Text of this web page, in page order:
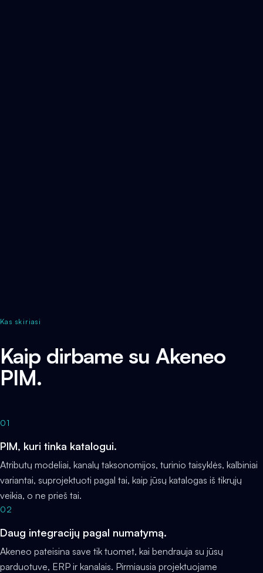
Kas skiriasi
Kaip dirbame su Akeneo
PIM.
01
PIM, kuri tinka katalogui.
Atributų modeliai, kanalų taksonomijos, turinio taisyklės, kalbiniai
variantai, suprojektuoti pagal tai, kaip jūsų katalogas iš tikrųjų
veikia, o ne prieš tai.
02
Daug integracijų pagal numatymą.
Akeneo pateisina save tik tuomet, kai bendrauja su jūsų
parduotuve, ERP ir kanalais. Pirmiausia projektuojame